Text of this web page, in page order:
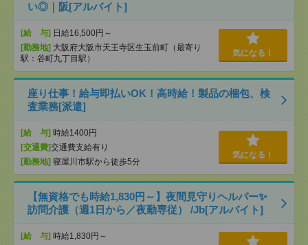
い◎｜阪[アルバイト]
[給 与] 日給16,500円～
[勤務地] 大阪府大阪市天王寺区生玉前町（最寄り
駅：谷町九丁目駅）
気になる！
座り仕事！給与即払いOK！高時給！製品の梱包、検
査業務[派遣]
[給 与] 時給1400円
[交通費]交通費支給有り
[勤務地] 寝屋川市駅から徒歩5分
気になる！
【無資格でも時給1,830円～】夜間見守りヘルパー✨
訪問介護（週1日から／夜勤専従） /Jb[アルバイト]
[給 与] 時給1,830円～